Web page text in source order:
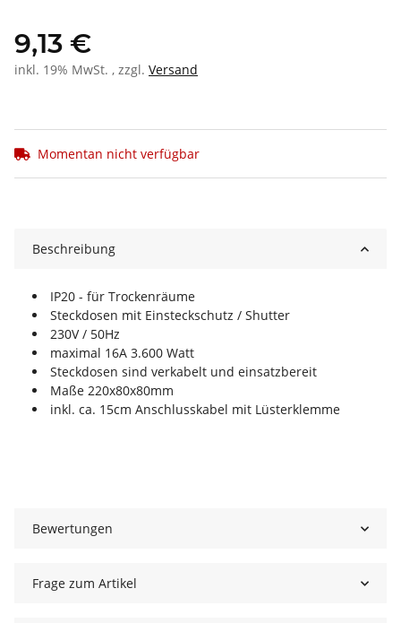
9,13 €
inkl. 19% MwSt. , zzgl. Versand
Momentan nicht verfügbar
Beschreibung
IP20 - für Trockenräume
Steckdosen mit Einsteckschutz / Shutter
230V / 50Hz
maximal 16A 3.600 Watt
Steckdosen sind verkabelt und einsatzbereit
Maße 220x80x80mm
inkl. ca. 15cm Anschlusskabel mit Lüsterklemme
Bewertungen
Frage zum Artikel